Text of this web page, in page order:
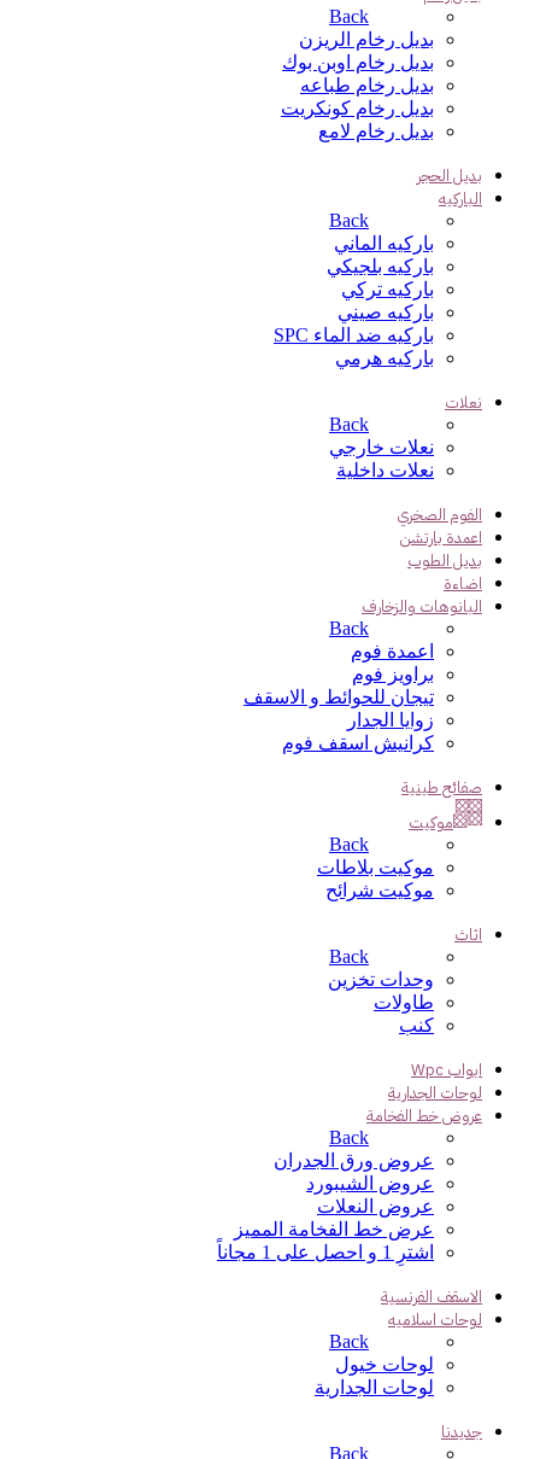
Back
بديل رخام الريزن
بديل رخام اوبن بوك
بديل رخام طباعه
بديل رخام كونكريت
بديل رخام لامع
بديل الحجر
الباركيه
Back
باركيه الماني
باركيه بلجيكي
باركيه تركي
باركيه صيني
باركيه ضد الماء SPC
باركيه هرمي
نعلات
Back
نعلات خارجي
نعلات داخلية
الفوم الصخري
اعمدة بارتشن
بديل الطوب
اضاءة
البانوهات والزخارف
Back
اعمدة فوم
براويز فوم
تيجان للحوائط و الاسقف
زوايا الجدار
كرانيش اسقف فوم
صفائح طينية
موكيت
Back
موكيت بلاطات
موكيت شرائح
اثاث
Back
وحدات تخزين
طاولات
كنب
ابواب Wpc
لوحات الجدارية
عروض خط الفخامة
Back
عروض ورق الجدران
عروض الشيبورد
عروض النعلات
عرض خط الفخامة المميز
اشترِ 1 و احصل على 1 مجاناً
الاسقف الفرنسية
لوحات اسلاميه
Back
لوحات خيول
لوحات الجدارية
جديدنا
Back